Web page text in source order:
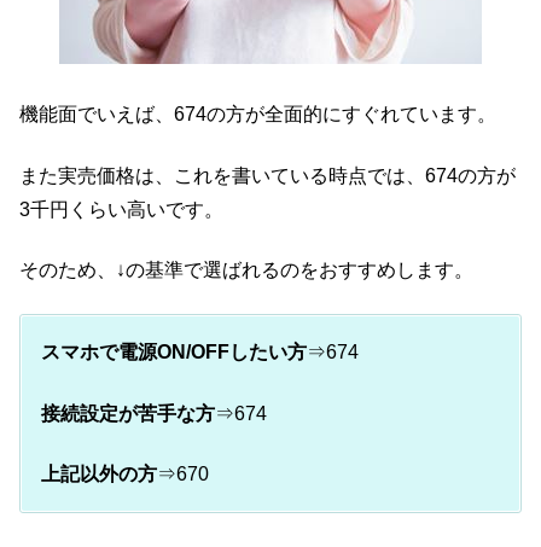
機能面でいえば、674の方が全面的にすぐれています。
また実売価格は、これを書いている時点では、674の方が
3千円くらい高いです。
そのため、↓の基準で選ばれるのをおすすめします。
スマホで電源ON/OFFしたい方⇒674
接続設定が苦手な方⇒674
上記以外の方⇒670